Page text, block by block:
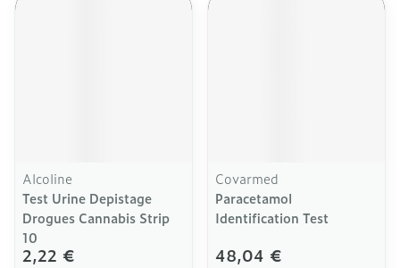
Alcoline
Test Urine Depistage
Drogues Cannabis Strip
10
2,22 €
Covarmed
Paracetamol
Identification Test
48,04 €